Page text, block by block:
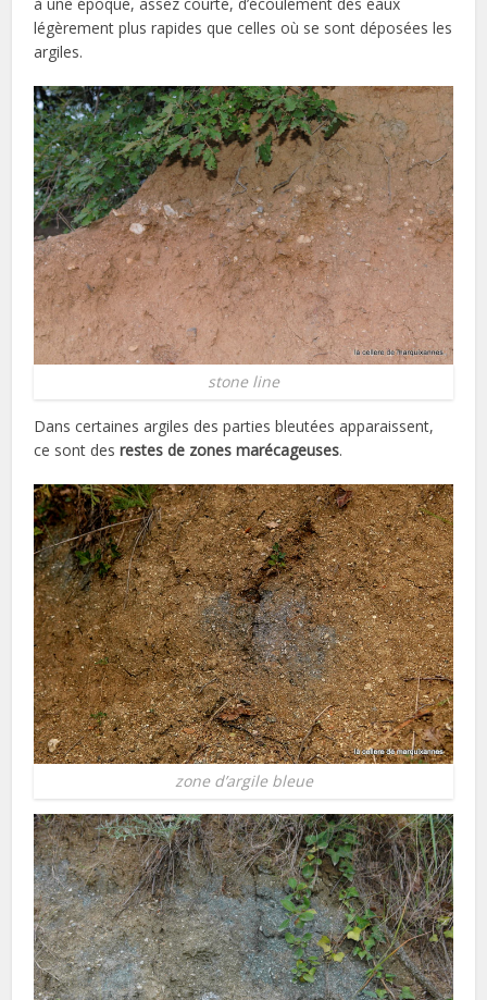
légèrement plus rapides que celles où se sont déposées les
argiles.
stone line
Dans certaines argiles des parties bleutées apparaissent,
ce sont desrestes de zones marécageuses.
zone d’argile bleue